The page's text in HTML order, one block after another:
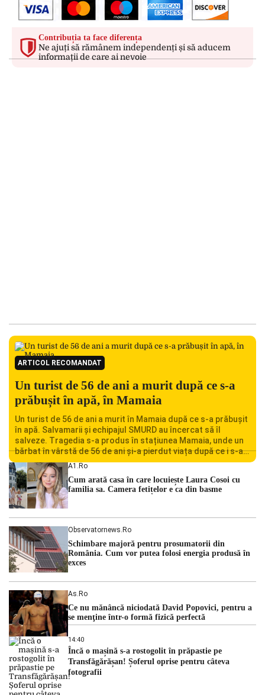
Contribuția ta face diferența
Ne ajuți să rămânem independenți și să aducem
informații de care ai nevoie
ARTICOL RECOMANDAT
Un turist de 56 de ani a murit după ce s-a
prăbușit în apă, în Mamaia
Un turist de 56 de ani a murit în Mamaia după ce s-a prăbușit
în apă. Salvamarii și echipajul SMURD au încercat să îl
salveze. Tragedia s-a produs în stațiunea Mamaia, unde un
bărbat în vârstă de 56 de ani și-a pierdut viața după ce i s-a
făcut rău în timp ce se afla în […]
A1.ro
Cum arată casa în care locuiește Laura Cosoi cu
familia sa. Camera fetițelor e ca din basme
Observatornews.ro
Schimbare majoră pentru prosumatorii din
România. Cum vor putea folosi energia produsă în
exces
As.ro
Ce nu mănâncă niciodată David Popovici, pentru a
se menţine într-o formă fizică perfectă
14:40
Încă o mașină s-a rostogolit în prăpastie pe
Transfăgărășan! Șoferul oprise pentru câteva
fotografii